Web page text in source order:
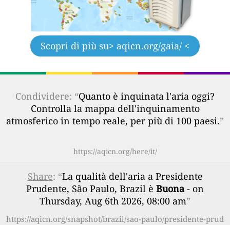
Scopri di più su> aqicn.org/gaia/ <
Condividere: “Quanto è inquinata l'aria oggi?
Controlla la mappa dell'inquinamento
atmosferico in tempo reale, per più di 100 paesi.”
https://aqicn.org/here/it/
Share: “La qualità dell'aria a Presidente
Prudente, São Paulo, Brazil è Buona- on
Thursday, Aug 6th 2026, 08:00 am”
https://aqicn.org/snapshot/brazil/sao-paulo/presidente-prud